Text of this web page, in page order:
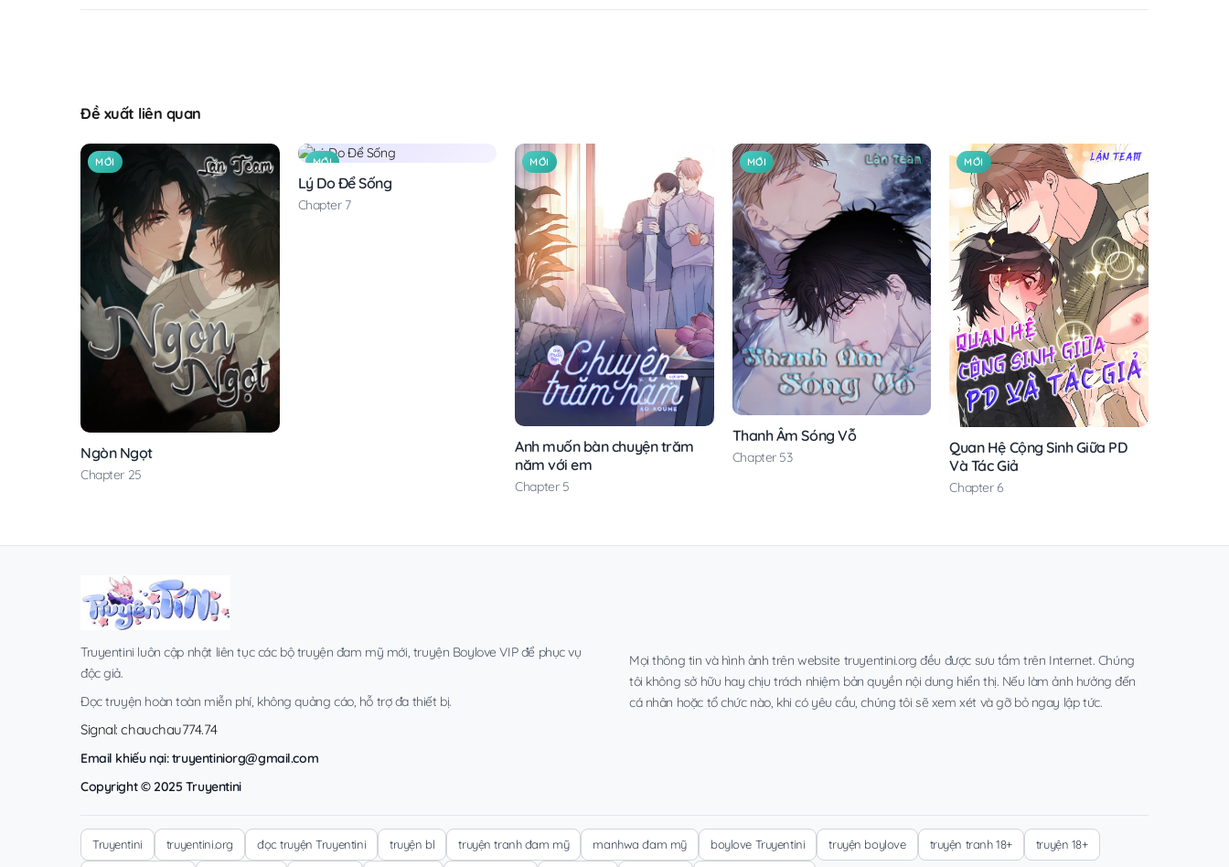
Đề xuất liên quan
MỚI
Ngòn Ngọt
Chapter 25
MỚI
Lý Do Để Sống
Chapter 7
MỚI
Anh muốn bàn chuyện trăm
năm với em
Chapter 5
MỚI
Thanh Âm Sóng Vỗ
Chapter 53
MỚI
Quan Hệ Cộng Sinh Giữa PD
Và Tác Giả
Chapter 6
Truyentini luôn cập nhật liên tục các bộ truyện đam mỹ mới, truyện Boylove VIP để phục vụ
độc giả.
Đọc truyện hoàn toàn miễn phí, không quảng cáo, hỗ trợ đa thiết bị.
Signal: chauchau774.74
Email khiếu nại:truyentiniorg@gmail.com
Copyright © 2025 Truyentini
Mọi thông tin và hình ảnh trên website truyentini.org đều được sưu tầm trên Internet. Chúng
tôi không sở hữu hay chịu trách nhiệm bản quyền nội dung hiển thị. Nếu làm ảnh hưởng đến
cá nhân hoặc tổ chức nào, khi có yêu cầu, chúng tôi sẽ xem xét và gỡ bỏ ngay lập tức.
Truyentini truyentini.org đọc truyện Truyentini truyện bl truyện tranh đam mỹ manhwa đam mỹ boylove Truyentini truyện boylove truyện tranh 18+ truyện 18+